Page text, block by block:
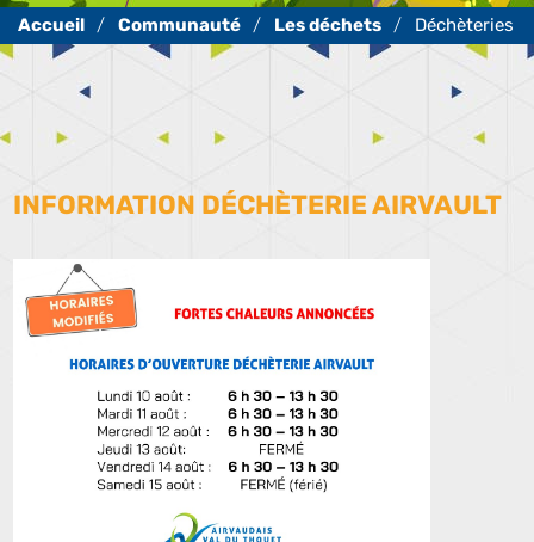
Communauté Les déchets Déchèteries
INFORMATION DÉCHÈTERIE AIRVAULT